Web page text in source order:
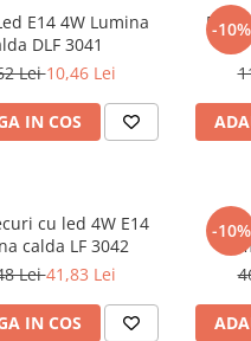
E14 4W Lumina
DLF 3041
Lei10,46 Lei
IN COS
-10%
Bec
cu led 4W E14
calda LF 3042
Lei41,83 Lei
IN COS
-10%
Set